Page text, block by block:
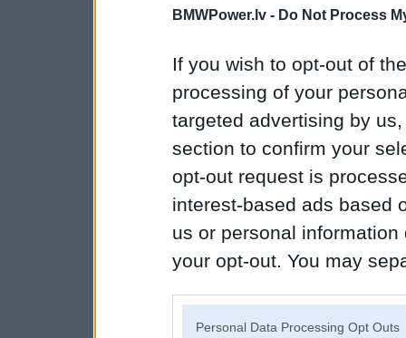
BMWPower.lv - Do Not Process
If you wish to opt-out of
processing of your
targeted advertising by
section to confirm your
opt-out request is
interest-based ads based
us or personal
your opt-out. You may
Personal Data Processing Opt Outs